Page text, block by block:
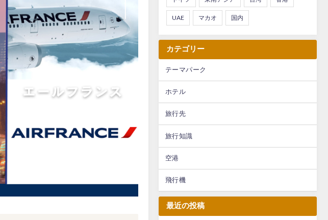
UAE マカオ 国内
カテゴリー
テーマパーク
ホテル
旅行先
旅行知識
空港
飛行機
最近の投稿